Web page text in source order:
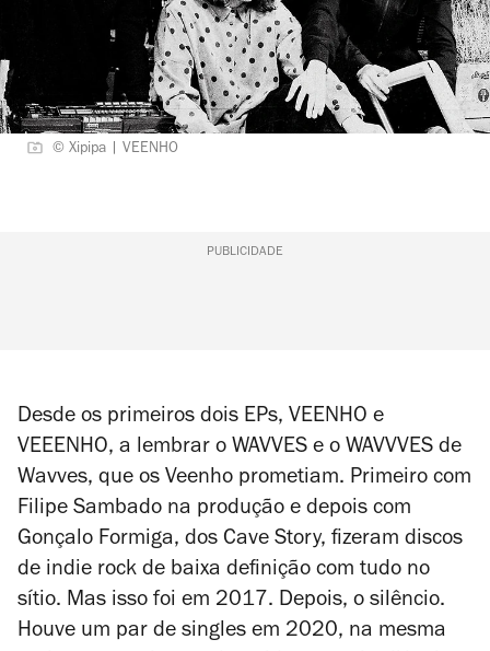
© Xipipa | VEENHO
PUBLICIDADE
Desde os primeiros dois EPs, VEENHO e
VEEENHO, a lembrar o WAVVES e o WAVVVES de
Wavves, que os Veenho prometiam. Primeiro com
Filipe Sambado na produção e depois com
Gonçalo Formiga, dos Cave Story, fizeram discos
de indie rock de baixa definição com tudo no
sítio. Mas isso foi em 2017. Depois, o silêncio.
Houve um par de singles em 2020, na mesma